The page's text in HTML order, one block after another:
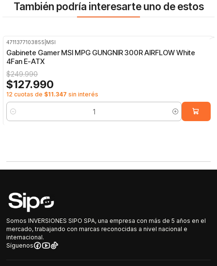
También podría interesarte uno de estos
4711377103855 MSI
Gabinete Gamer MSI MPG GUNGNIR 300R AIRFLOW White
4Fan E-ATX
$249.990
$127.990
12 cuotas de $11.347 sin interés
Cantidad
Somos INVERSIONES SIPO SPA, una empresa con más de 5 años en el
mercado, trabajando con marcas reconocidas a nivel nacional e
internacional.
Síguenos